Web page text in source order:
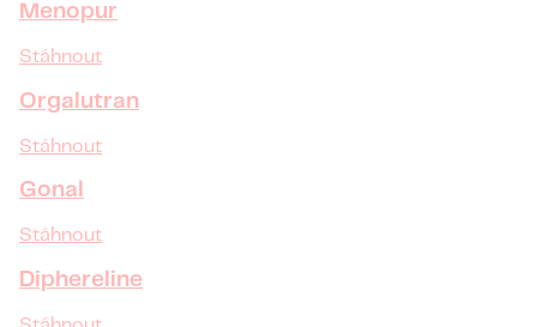
Menopur
Stáhnout
Orgalutran
Stáhnout
Gonal
Stáhnout
Diphereline